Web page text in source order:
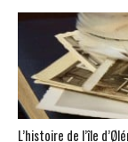
L’histoire de l’île